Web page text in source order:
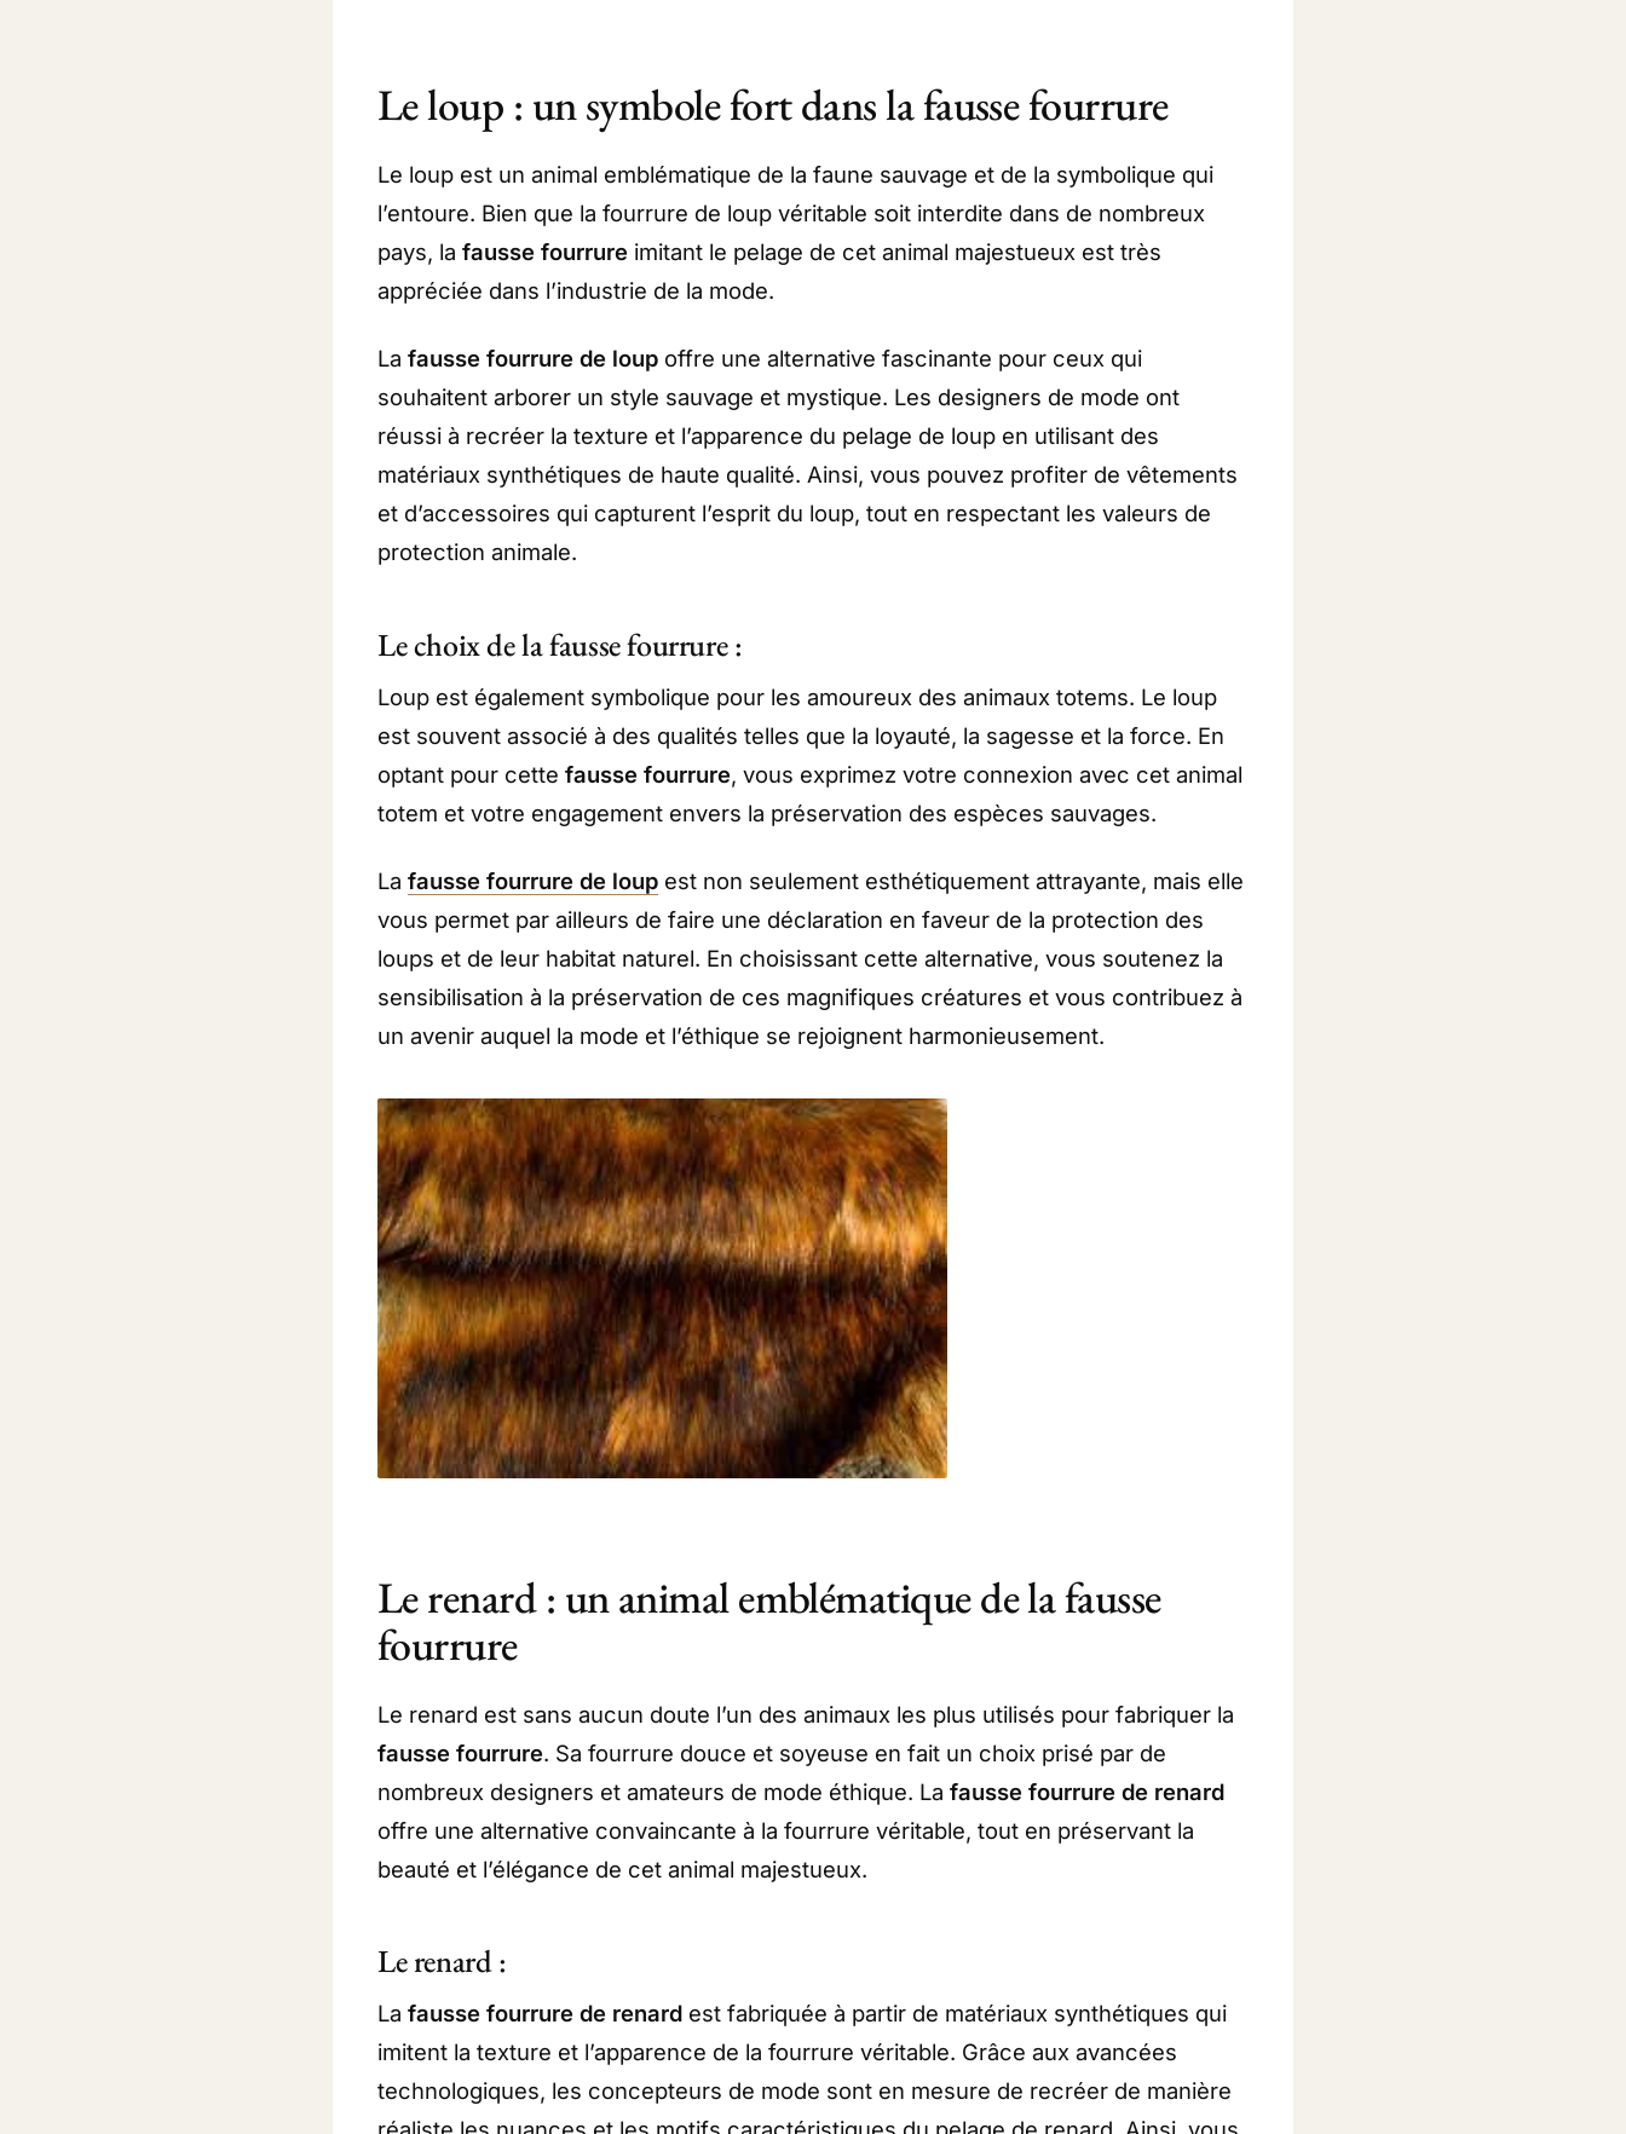
Le loup : un symbole fort dans la fausse fourrure
Le loup est un animal emblématique de la faune sauvage et de la symbolique qui
l’entoure. Bien que la fourrure de loup véritable soit interdite dans de nombreux
pays, la fausse fourrure imitant le pelage de cet animal majestueux est très
appréciée dans l’industrie de la mode.
La fausse fourrure de loup offre une alternative fascinante pour ceux qui
souhaitent arborer un style sauvage et mystique. Les designers de mode ont
réussi à recréer la texture et l’apparence du pelage de loup en utilisant des
matériaux synthétiques de haute qualité. Ainsi, vous pouvez profiter de vêtements
et d’accessoires qui capturent l’esprit du loup, tout en respectant les valeurs de
protection animale.
Le choix de la fausse fourrure :
Loup est également symbolique pour les amoureux des animaux totems. Le loup
est souvent associé à des qualités telles que la loyauté, la sagesse et la force. En
optant pour cette fausse fourrure, vous exprimez votre connexion avec cet animal
totem et votre engagement envers la préservation des espèces sauvages.
La fausse fourrure de loup est non seulement esthétiquement attrayante, mais elle
vous permet par ailleurs de faire une déclaration en faveur de la protection des
loups et de leur habitat naturel. En choisissant cette alternative, vous soutenez la
sensibilisation à la préservation de ces magnifiques créatures et vous contribuez à
un avenir auquel la mode et l’éthique se rejoignent harmonieusement.
Le renard : un animal emblématique de la fausse
fourrure
Le renard est sans aucun doute l’un des animaux les plus utilisés pour fabriquer la
fausse fourrure. Sa fourrure douce et soyeuse en fait un choix prisé par de
nombreux designers et amateurs de mode éthique. La fausse fourrure de renard
offre une alternative convaincante à la fourrure véritable, tout en préservant la
beauté et l’élégance de cet animal majestueux.
Le renard :
La fausse fourrure de renard est fabriquée à partir de matériaux synthétiques qui
imitent la texture et l’apparence de la fourrure véritable. Grâce aux avancées
technologiques, les concepteurs de mode sont en mesure de recréer de manière